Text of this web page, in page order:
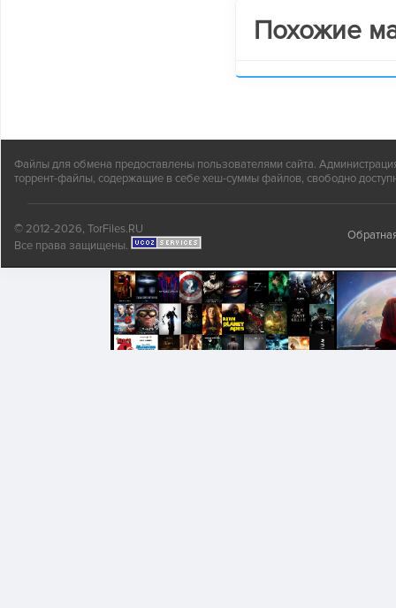
Похожие
Файлы для обмена предоставлены пользователями сайта.
торрент-файлы, содержащие в себе хеш-суммы файлов, свободно
© 2012-2026, TorFiles.RU
Все права защищены.